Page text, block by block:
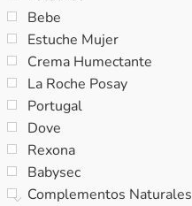
Bebe
Estuche Mujer
Crema Humectante
La Roche Posay
Portugal
Dove
Rexona
Babysec
Complementos Naturales